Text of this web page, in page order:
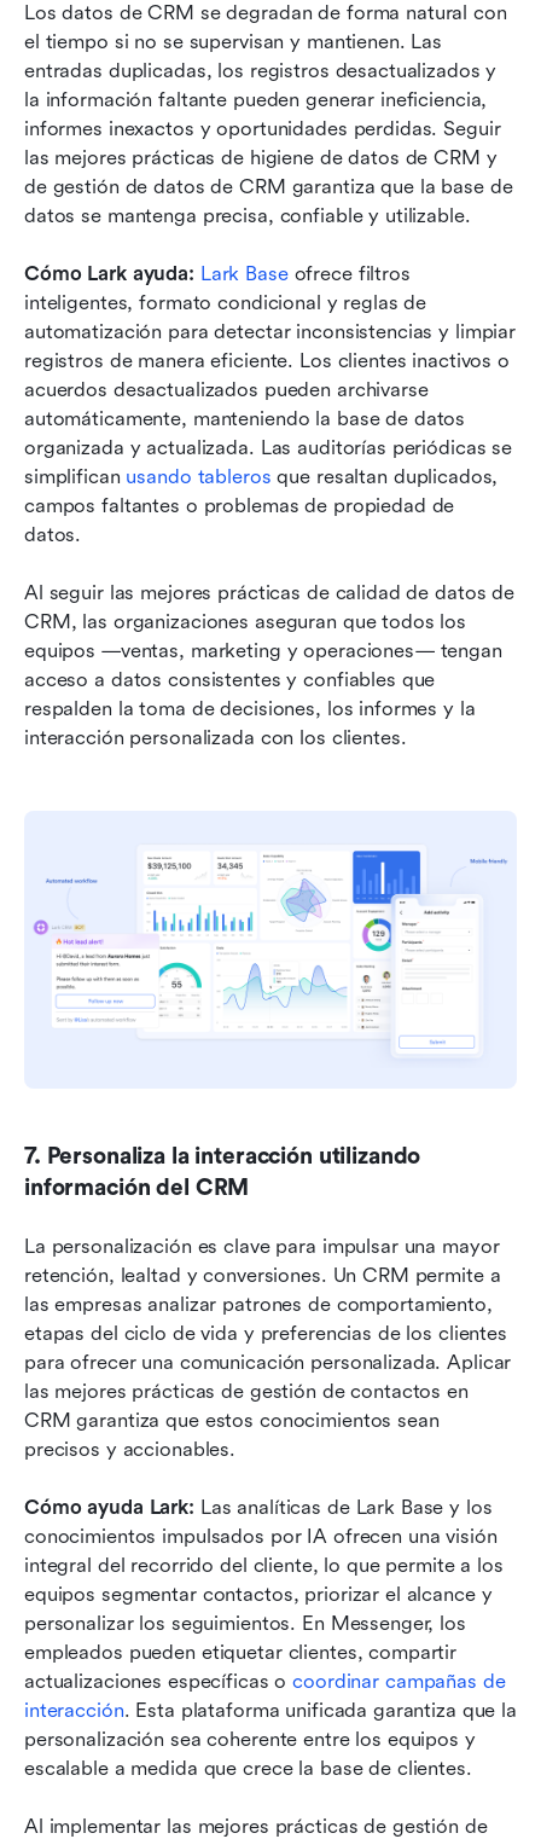
Los datos de CRM se degradan de forma natural con
el tiempo si no se supervisan y mantienen. Las
entradas duplicadas, los registros desactualizados y
la información faltante pueden generar ineficiencia,
informes inexactos y oportunidades perdidas. Seguir
las mejores prácticas de higiene de datos de CRM y
de gestión de datos de CRM garantiza que la base de
datos se mantenga precisa, confiable y utilizable.
Cómo Lark ayuda: Lark Base ofrece filtros
inteligentes, formato condicional y reglas de
automatización para detectar inconsistencias y limpiar
registros de manera eficiente. Los clientes inactivos o
acuerdos desactualizados pueden archivarse
automáticamente, manteniendo la base de datos
organizada y actualizada. Las auditorías periódicas se
simplifican usando tableros que resaltan duplicados,
campos faltantes o problemas de propiedad de
datos.
Al seguir las mejores prácticas de calidad de datos de
CRM, las organizaciones aseguran que todos los
equipos —ventas, marketing y operaciones— tengan
acceso a datos consistentes y confiables que
respalden la toma de decisiones, los informes y la
interacción personalizada con los clientes.
7. Personaliza la interacción utilizando
información del CRM
La personalización es clave para impulsar una mayor
retención, lealtad y conversiones. Un CRM permite a
las empresas analizar patrones de comportamiento,
etapas del ciclo de vida y preferencias de los clientes
para ofrecer una comunicación personalizada. Aplicar
las mejores prácticas de gestión de contactos en
CRM garantiza que estos conocimientos sean
precisos y accionables.
Cómo ayuda Lark: Las analíticas de Lark Base y los
conocimientos impulsados por IA ofrecen una visión
integral del recorrido del cliente, lo que permite a los
equipos segmentar contactos, priorizar el alcance y
personalizar los seguimientos. En Messenger, los
empleados pueden etiquetar clientes, compartir
actualizaciones específicas o coordinar campañas de
interacción. Esta plataforma unificada garantiza que la
personalización sea coherente entre los equipos y
escalable a medida que crece la base de clientes.
Al implementar las mejores prácticas de gestión de